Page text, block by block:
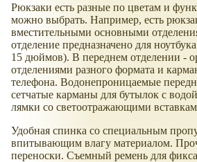
Рюкзаки есть разные по цветам и
можно выбрать. Например, есть
вместительными основными
отделение предназначено для
15 дюймов). В переднем отделении -
отделениями разного формата и
телефона. Водонепроницаемые
сетчатые карманы для бутылок с
лямки со светоотражающими
Удобная спинка со специальным
впитывающим влагу материалом.
переноски. Съемный ремень для